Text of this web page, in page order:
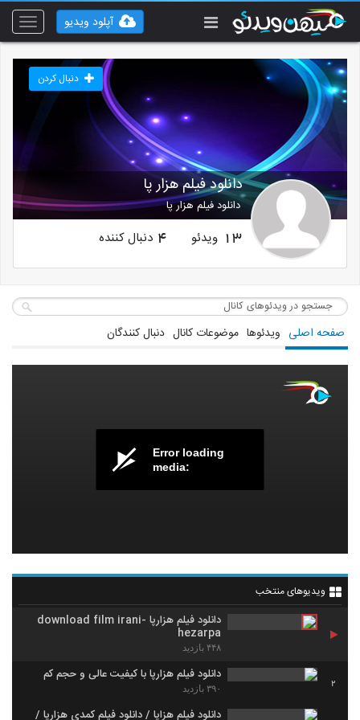
Toggle
آپلود ویدیو
دانلود فیلم هزار پا
دانلود فیلم هزار پا
دنبال کردن
13 ویدئو 4 دنبال کننده
صفحه اصلی ویدئوها موضوعات کانال دنبال کنندگان
Error loading
media:
ویدیوهای منتخب
دانلود فیلم هزارپا -download film irani
hezarpa
۴۴۸ بازدید
2
دانلود فیلم هزارپا با کیفیت عالی و حجم کم
۳۹۰ بازدید
دانلود فیلم هزاپا / دانلود فیلم کمدی هزارپا /